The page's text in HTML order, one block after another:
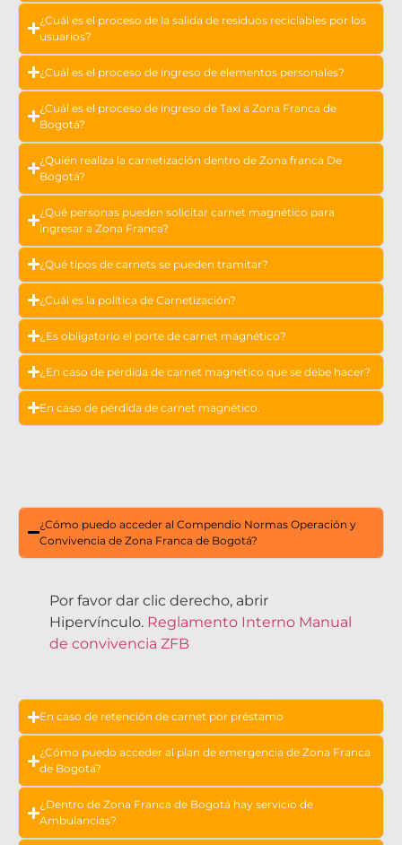
¿Cuál es el proceso de la salida de residuos reciclables por los
usuarios?
¿Cuál es el proceso de ingreso de elementos personales?
¿Cuál es el proceso de ingreso de Taxi a Zona Franca de
Bogotá?
¿Quién realiza la carnetización dentro de Zona franca De
Bogotá?
¿Qué personas pueden solicitar carnet magnético para
ingresar a Zona Franca?
¿Qué tipos de carnets se pueden tramitar?
¿Cuál es la política de Carnetización?
¿Es obligatorio el porte de carnet magnético?
¿En caso de pérdida de carnet magnético que se debe hacer?
En caso de pérdida de carnet magnético.
¿Cómo puedo acceder al Compendio Normas Operación y
Convivencia de Zona Franca de Bogotá?
Por favor dar clic derecho, abrir
Hipervínculo. Reglamento Interno Manual
de convivencia ZFB
En caso de retención de carnet por préstamo
¿Cómo puedo acceder al plan de emergencia de Zona Franca
de Bogotá?
¿Dentro de Zona Franca de Bogotá hay servicio de
Ambulancias?